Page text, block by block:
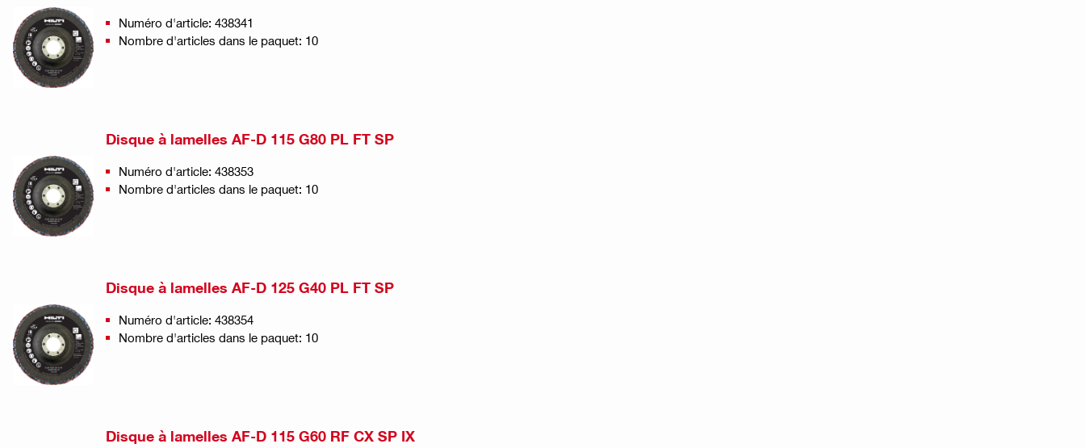
Numéro d'article: 438341
Nombre d'articles dans le paquet: 10
Disque à lamelles AF-D 115 G80 PL FT SP
Numéro d'article: 438353
Nombre d'articles dans le paquet: 10
Disque à lamelles AF-D 125 G40 PL FT SP
Numéro d'article: 438354
Nombre d'articles dans le paquet: 10
Disque à lamelles AF-D 115 G60 RF CX SP IX